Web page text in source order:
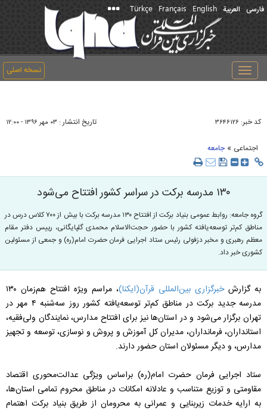
فارسی العربیة English
Français
Türkçe
نسخه اصلی
Toggle
navigation
کد خبر: ۳۶۴۶۱۲۶ تاریخ انتشار : ۰۳ مهر ۱۳۹۶ - ۱۲:۰۰
اجتماعی » جامعه
۱۳۰ مدرسه برکت در سراسر کشور افتتاح می‌شود
گروه جامعه: روابط عمومی بنیاد برکت از افتتاح ۱۳۰ مدرسه‌‌ برکت با بیش از ۷۰۰ کلاس درس در
مناطق کم‌تر توسعه‌یافته‌‌ کشور با حضور حجت‌الاسلام محمدی گلپایگانی، رییس دفتر مقام
معظم رهبری و مخبر دزفولی رئیس ستاد اجرایی فرمان حضرت امام(ره) و جمعی از مسئولین
کشوری خبر داد.
به گزارشخبرگزاری بین‌المللی قرآن(ایکنا)
، ‌مراسم ویژه‌ افتتاح هم‌زمان ۱۳۰
مدرسه‌ جدید برکت در مناطق کم‌تر توسعه‌یافته‌ کشور روز سه‌شنبه ۴ مهر در
تهران برگزار می‌شود و در استان‌ها نیز برای افتتاح مدارس، نمایندگان ولی‌فقیه،
استانداران، فرمانداران، مدیران کل آموزش و پروش و نوسازی، توسعه و تجهیز
مدارس، و دیگر مسئولان استان حضور دارند.
ستاد اجرایی فرمان حضرت امام(ره) براساس ویژگی‌ عدالت‌محوری اقتصاد
مقاومتی و توزیع متناسب و عادلانه‌ امکانات در مناطق محروم تمامی استان‌ها،
به ارایه‌ خدمات زیربنایی و عمرانی به محرومان از طریق بنیاد برکت اهتمام